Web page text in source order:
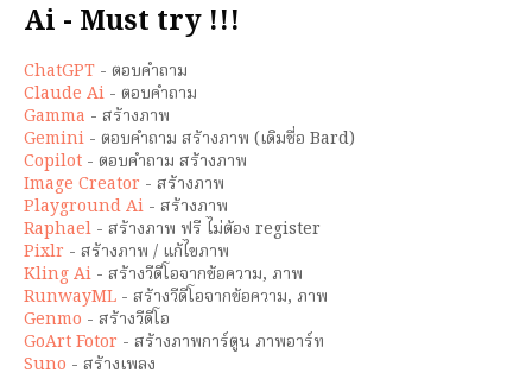
Ai - Must try !!!
ChatGPT - ตอบคำถาม
Claude Ai - ตอบคำถาม
Gamma - สร้างภาพ
Gemini - ตอบคำถาม สร้างภาพ (เดิมชื่อ Bard)
Copilot - ตอบคำถาม สร้างภาพ
Image Creator - สร้างภาพ
Playground Ai - สร้างภาพ
Raphael - สร้างภาพ ฟรี ไม่ต้อง register
Pixlr - สร้างภาพ / แก้ไขภาพ
Kling Ai - สร้างวีดีโอจากข้อความ, ภาพ
RunwayML - สร้างวีดีโอจากข้อความ, ภาพ
Genmo - สร้างวีดีโอ
GoArt Fotor - สร้างภาพการ์ตูน ภาพอาร์ท
Suno - สร้างเพลง